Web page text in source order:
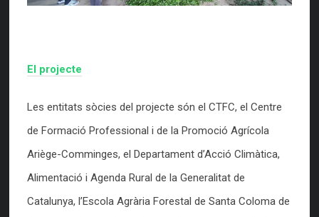
El projecte
Les entitats sòcies del projecte són el CTFC, el Centre
de Formació Professional i de la Promoció Agrícola
Ariège-Comminges, el Departament d’Acció Climàtica,
Alimentació i Agenda Rural de la Generalitat de
Catalunya, l’Escola Agrària Forestal de Santa Coloma de